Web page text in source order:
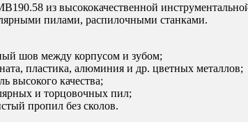
из высококачественной
пилами, распилочными станками.
шов между корпусом и зубом;
пластика, алюминия и др. цветных металлов;
высокого качества;
и торцовочных пил;
пропил без сколов.